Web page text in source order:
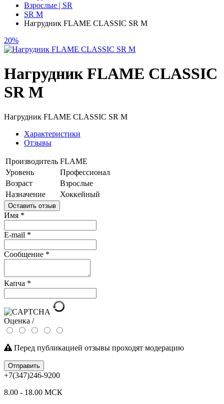
Взрослые | SR
SR M
Нагрудник FLAME CLASSIC SR M
20%
Нагрудник FLAME CLASSIC
SR M
Нагрудник FLAME CLASSIC SR M
Характеристики
Отзывы
Производитель FLAME
Уровень
Профессионал
Возраст
Взрослые
Назначение
Хоккейный
Оставить отзыв
Имя *
E-mail *
Сообщение *
Капча *
Оценка /
Перед публикацией отзывы проходят модерацию
Отправить
+7(347)246-9200
8.00 - 18.00 МСК